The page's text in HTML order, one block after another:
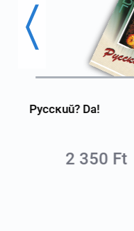
Pyccĸuŭ? Da!
2 350 Ft